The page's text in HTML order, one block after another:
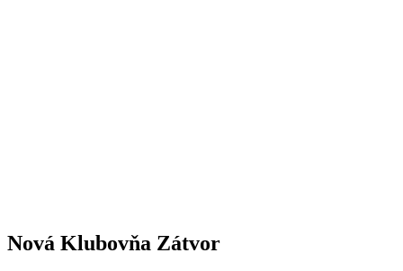
Nová Klubovňa Zátvor